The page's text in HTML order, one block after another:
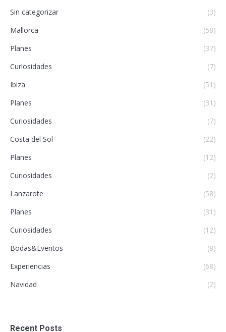
Sin categorizar
(3)
Mallorca
(58)
Planes
(37)
Curiosidades
(7)
Ibiza
(51)
Planes
(31)
Curiosidades
(7)
Costa del Sol
(22)
Planes
(12)
Curiosidades
(2)
Lanzarote
(58)
Planes
(31)
Curiosidades
(12)
Bodas&Eventos
(8)
Experiencias
(68)
Navidad
(2)
Recent Posts